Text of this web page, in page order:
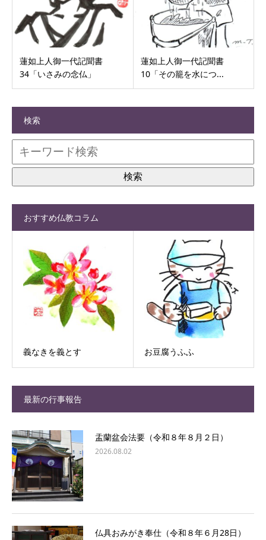
蓮如上人御一代記聞書
34「いさみの念仏」
蓮如上人御一代記聞書
10「その籠を水につ...
検索
おすすめ仏教コラム
義なきを義とす お豆腐うふふ
最新の行事報告
盂蘭盆会法要（令和８年８月２日）
2026.08.02
仏具おみがき奉仕（令和８年６月28日）